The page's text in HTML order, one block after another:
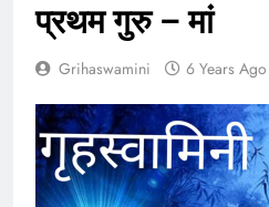
प्रथम गुरु – मां
Grihaswamini 6 Years Ago